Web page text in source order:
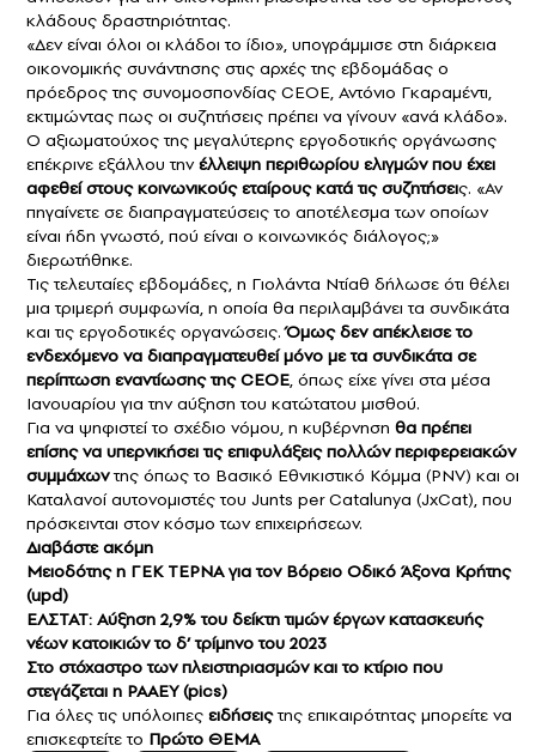
κλάδους δραστηριότητας.
«Δεν είναι όλοι οι κλάδοι το ίδιο», υπογράμμισε στη διάρκεια
οικονομικής συνάντησης στις αρχές της εβδομάδας ο
πρόεδρος της συνομοσπονδίας CEOE, Αντόνιο Γκαραμέντι,
εκτιμώντας πως οι συζητήσεις πρέπει να γίνουν «ανά κλάδο».
Ο αξιωματούχος της μεγαλύτερης εργοδοτικής οργάνωσης
επέκρινε εξάλλου τηνέλλειψη περιθωρίου ελιγμών που έχει
αφεθεί στους κοινωνικούς εταίρους κατά τις συζητήσεις. «Αν
πηγαίνετε σε διαπραγματεύσεις το αποτέλεσμα των οποίων
είναι ήδη γνωστό, πού είναι ο κοινωνικός διάλογος;»
διερωτήθηκε.
Τις τελευταίες εβδομάδες, η Γιολάντα Ντίαθ δήλωσε ότι θέλει
μια τριμερή συμφωνία, η οποία θα περιλαμβάνει τα συνδικάτα
και τις εργοδοτικές οργανώσεις.Όμως δεν απέκλεισε το
ενδεχόμενο να διαπραγματευθεί μόνο με τα συνδικάτα σε
περίπτωση εναντίωσης της CEOE, όπως είχε γίνει στα μέσα
Ιανουαρίου για την αύξηση του κατώτατου μισθού.
Για να ψηφιστεί το σχέδιο νόμου, η κυβέρνηση θα πρέπει
επίσης να υπερνικήσει τις επιφυλάξεις πολλών περιφερειακών
συμμάχωντης όπως το Βασικό Εθνικιστικό Κόμμα (PNV) και οι
Καταλανοί αυτονομιστές του Junts per Catalunya (JxCat), που
πρόσκεινται στον κόσμο των επιχειρήσεων.
Διαβάστε ακόμη
Μειοδότης η ΓΕΚ ΤΕΡΝΑ για τον Βόρειο Οδικό Άξονα Κρήτης
(upd)
EΛΣΤΑΤ: Αύξηση 2,9% του δείκτη τιμών έργων κατασκευής
νέων κατοικιών το δ’ τρίμηνο του 2023
Στο στόχαστρο των πλειστηριασμών και το κτίριο που
στεγάζεται η ΡΑΑΕΥ (pics)
Για όλες τις υπόλοιπες ειδήσεις της επικαιρότητας μπορείτε να
επισκεφτείτε το Πρώτο ΘΕΜΑ